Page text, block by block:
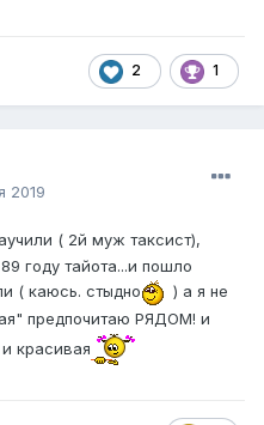
2 1
2019
( 2й муж таксист),
году тайота...и пошло
( каюсь. стыдно
) а я не
предпочитаю РЯДОМ! и
красивая